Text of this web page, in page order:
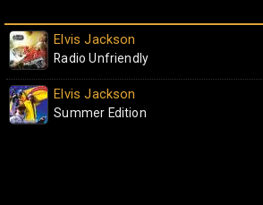
Elvis Jackson
Radio Unfriendly
Elvis Jackson
Summer Edition